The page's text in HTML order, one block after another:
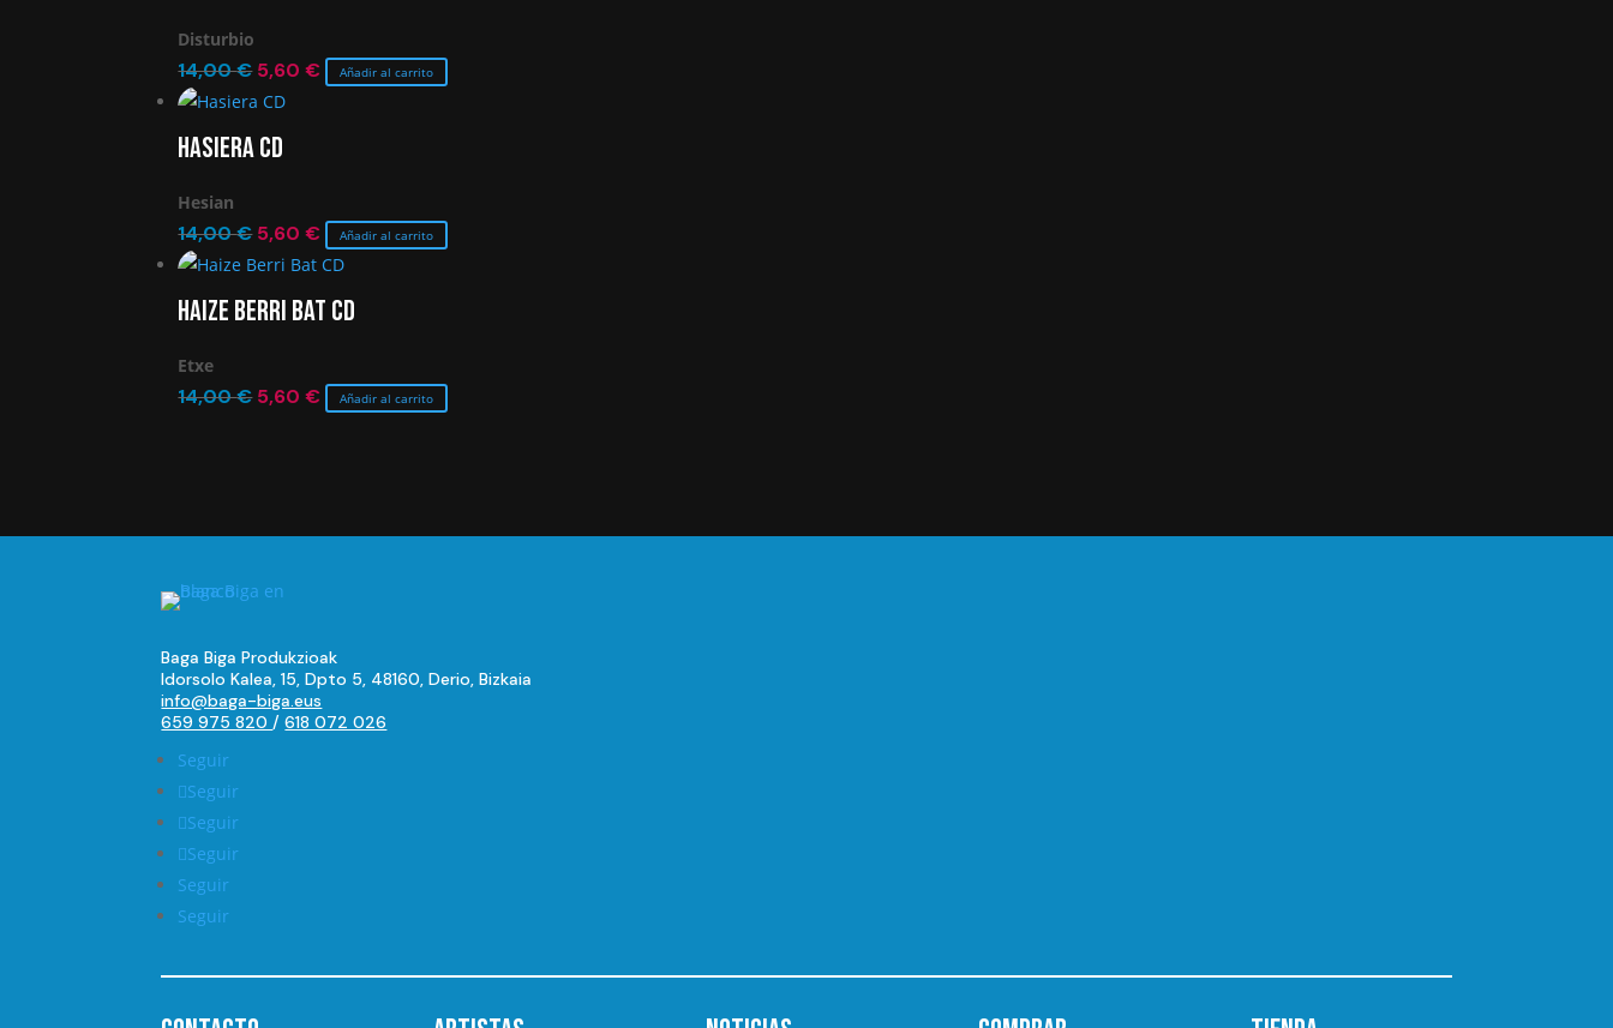
Disturbio
14,00€ El
precio
original
era:
5,60€ El Añadir al carrito
Hasiera CD
Hesian
14,00€ El
precio
original
era:
5,60€ El
precio
actual
es:
Añadir al carrito
Haize Berri Bat CD
Etxe
14,00€ El
5,60€ El Añadir al carrito
Baga Biga Produkzioak
Idorsolo Kalea, 15, Dpto 5, 48160, Derio, Bizkaia
info@baga-biga.eus
659 975 820/618 072 026
Seguir
Seguir
Seguir
Seguir
Seguir
Seguir